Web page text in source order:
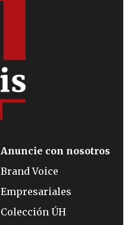
Anuncie con nosotros
Brand Voice
Empresariales
Colección ÚH